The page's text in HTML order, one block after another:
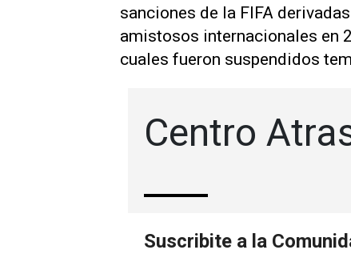
sanciones de la FIFA
amistosos internacionales en
cuales fueron suspendidos